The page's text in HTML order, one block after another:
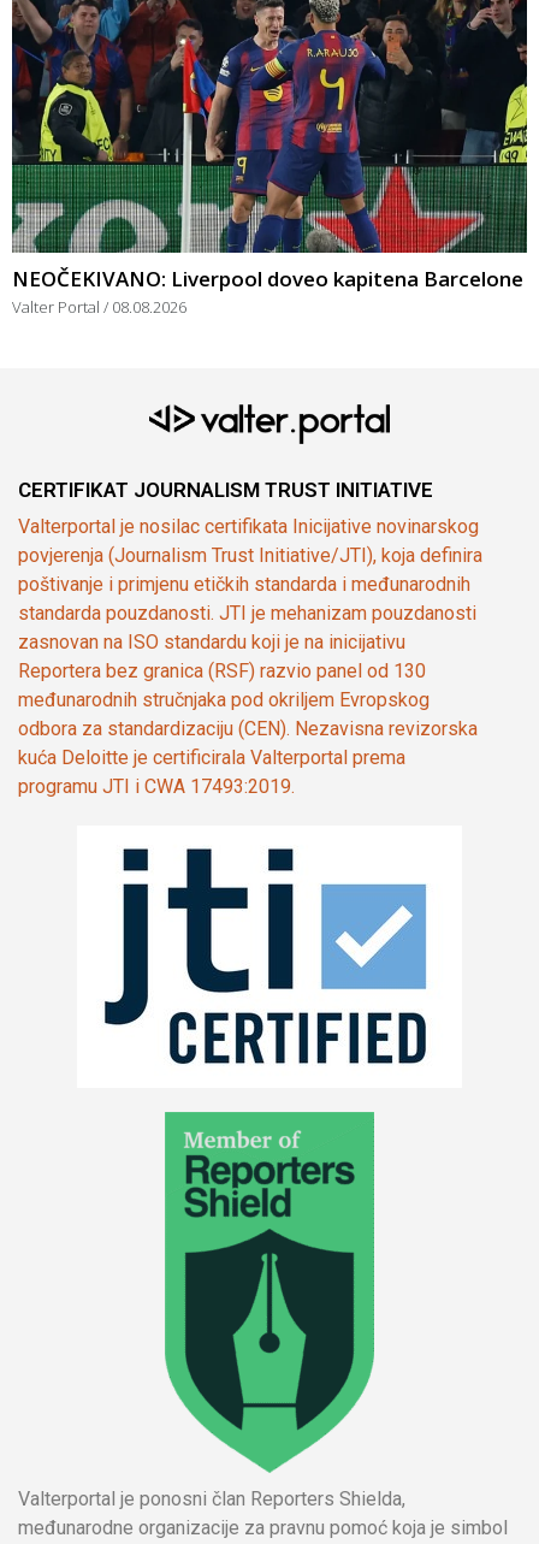
NEOČEKIVANO: Liverpool doveo kapitena Barcelone
Valter Portal 08.08.2026
CERTIFIKAT JOURNALISM TRUST INITIATIVE
Valterportal je nosilac certifikata Inicijative novinarskog
povjerenja (Journalism Trust Initiative/JTI), koja definira
poštivanje i primjenu etičkih standarda i međunarodnih
standarda pouzdanosti. JTI je mehanizam pouzdanosti
zasnovan na ISO standardu koji je na inicijativu
Reportera bez granica (RSF) razvio panel od 130
međunarodnih stručnjaka pod okriljem Evropskog
odbora za standardizaciju (CEN). Nezavisna revizorska
kuća Deloitte je certificirala Valterportal prema
programu JTI i CWA 17493:2019.
Valterportal je ponosni član Reporters Shielda,
međunarodne organizacije za pravnu pomoć koja je simbol